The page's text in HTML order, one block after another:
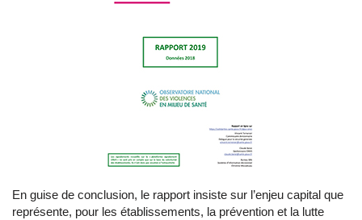
En guise de conclusion, le rapport insiste sur l’enjeu capital que
représente, pour les établissements, la prévention et la lutte